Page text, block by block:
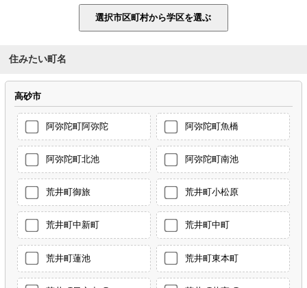
住みたい町名
高砂市
阿弥陀町阿弥陀 阿弥陀町魚橋
阿弥陀町北池 阿弥陀町南池
荒井町御旅 荒井町小松原
荒井町中新町 荒井町中町
荒井町蓮池 荒井町東本町